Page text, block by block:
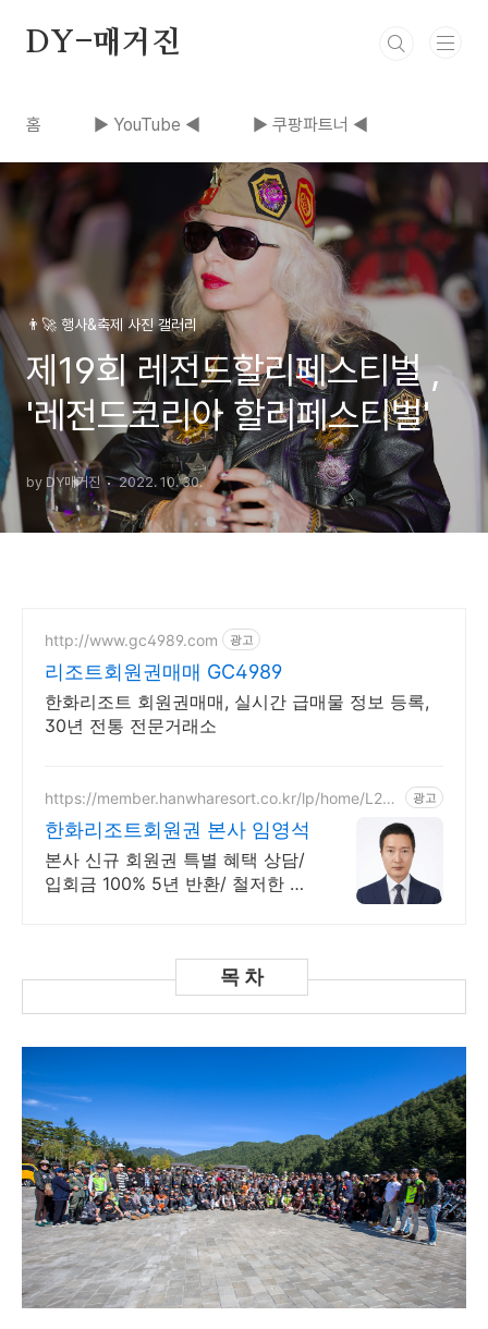
DY-매거진
홈 ▶ YouTube ◀ ▶ 쿠팡파트너 ◀
👨‍🚀 행사&축제 사진 갤러리
제19회 레전드할리페스티벌 ,
'레전드코리아 할리페스티벌'
by DY매거진 2022. 10. 30.
http://www.gc4989.com 광고
리조트회원권매매 GC4989
한화리조트 회원권매매, 실시간 급매물 정보 등록,
30년 전통 전문거래소
https://member.hanwharesort.co.kr/lp/home/L251
광고
한화리조트회원권 본사 임영석
본사 신규 회원권 특별 혜택 상담/
입회금 100% 5년 반환/ 철저한 예